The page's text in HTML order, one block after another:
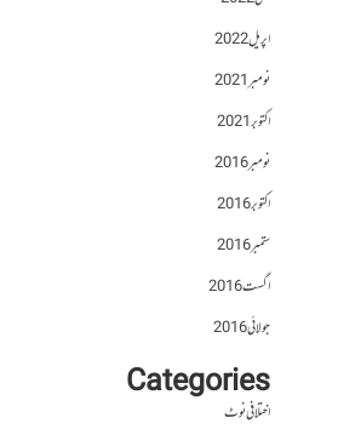
اپریل 2022
نومبر 2021
اکتوبر 2021
نومبر 2016
اکتوبر 2016
ستمبر 2016
اگست 2016
جولائی 2016
Categories
اختلافی نوٹ